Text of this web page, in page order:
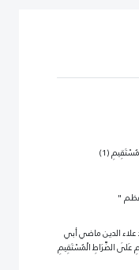
(1)
"
الدين ماضي أبي
عَلَى الصِّرَاطِ الْمُسْتَقِيمِ